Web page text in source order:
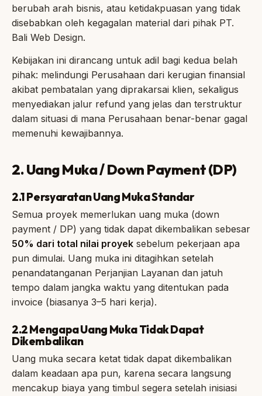
berubah arah bisnis, atau ketidakpuasan yang tidak
disebabkan oleh kegagalan material dari pihak PT.
Bali Web Design.
Kebijakan ini dirancang untuk adil bagi kedua belah
pihak: melindungi Perusahaan dari kerugian finansial
akibat pembatalan yang diprakarsai klien, sekaligus
menyediakan jalur refund yang jelas dan terstruktur
dalam situasi di mana Perusahaan benar-benar gagal
memenuhi kewajibannya.
2. Uang Muka / Down Payment (DP)
2.1 Persyaratan Uang Muka Standar
Semua proyek memerlukan uang muka (down
payment / DP) yang tidak dapat dikembalikan sebesar
50% dari total nilai proyek sebelum pekerjaan apa
pun dimulai. Uang muka ini ditagihkan setelah
penandatanganan Perjanjian Layanan dan jatuh
tempo dalam jangka waktu yang ditentukan pada
invoice (biasanya 3–5 hari kerja).
2.2 Mengapa Uang Muka Tidak Dapat
Dikembalikan
Uang muka secara ketat tidak dapat dikembalikan
dalam keadaan apa pun, karena secara langsung
mencakup biaya yang timbul segera setelah inisiasi